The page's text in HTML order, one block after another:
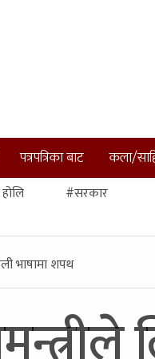
पत्रपत्रिका बाट कला/
#सरकार
भाषामा शपथ